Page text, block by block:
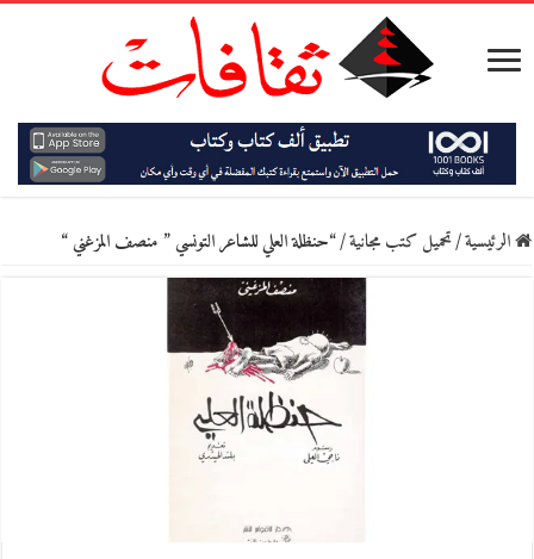
الرئيسية/تحميل كتب مجانية/“حنظلة العلي للشاعر التونسي ” منصف المزغني “